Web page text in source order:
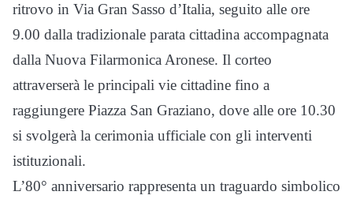
ritrovo in Via Gran Sasso d’Italia, seguito alle ore
9.00 dalla tradizionale parata cittadina accompagnata
dalla Nuova Filarmonica Aronese. Il corteo
attraverserà le principali vie cittadine fino a
raggiungere Piazza San Graziano, dove alle ore 10.30
si svolgerà la cerimonia ufficiale con gli interventi
istituzionali.
L’80° anniversario rappresenta un traguardo simbolico